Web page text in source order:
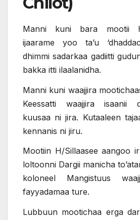
Manni kuni bara mootii
ijaarame yoo ta’u
dhimmi sadarkaa gadiitti
bakka itti ilaalanidha.
Manni kuni waajjira
Keessatti waajjira isaanii
kuusaa ni jira. Kutaaleen
kennanis ni jiru.
Mootiin H/Sillaasee aangoo
loltoonni Dargii manicha
koloneel Mangistuus
fayyadamaa ture.
Lubbuun mootichaa erga